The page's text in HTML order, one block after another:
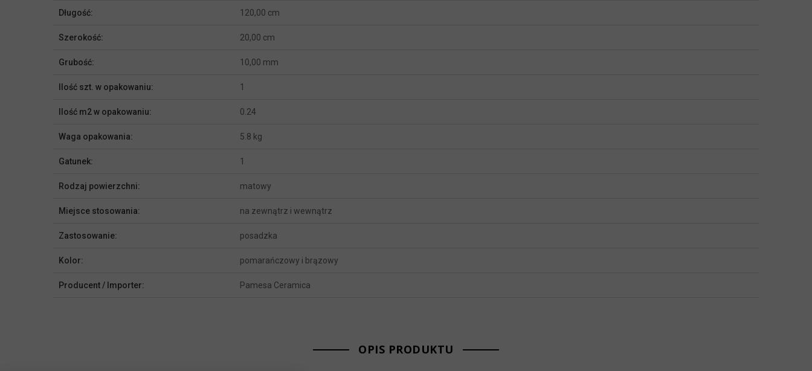
Długość: 120,00 cm
Szerokość: 20,00 cm
Grubość: 10,00 mm
Ilość szt. w opakowaniu: 1
Ilość m2 w opakowaniu: 0.24
Waga opakowania: 5.8 kg
Gatunek: 1
Rodzaj powierzchni: matowy
Miejsce stosowania: na zewnątrz i wewnątrz
Zastosowanie: posadzka
Kolor: pomarańczowy i brązowy
Producent / Importer: Pamesa Ceramica
OPIS PRODUKTU